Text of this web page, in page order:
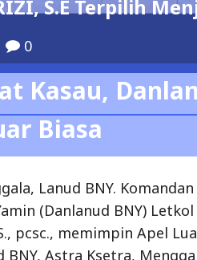
S.E Terpilih
0
Kasau,
Biasa
Lanud BNY.
(Danlanud BNY)
pcsc., memimpin Apel
BNY, Astra Ksetra,